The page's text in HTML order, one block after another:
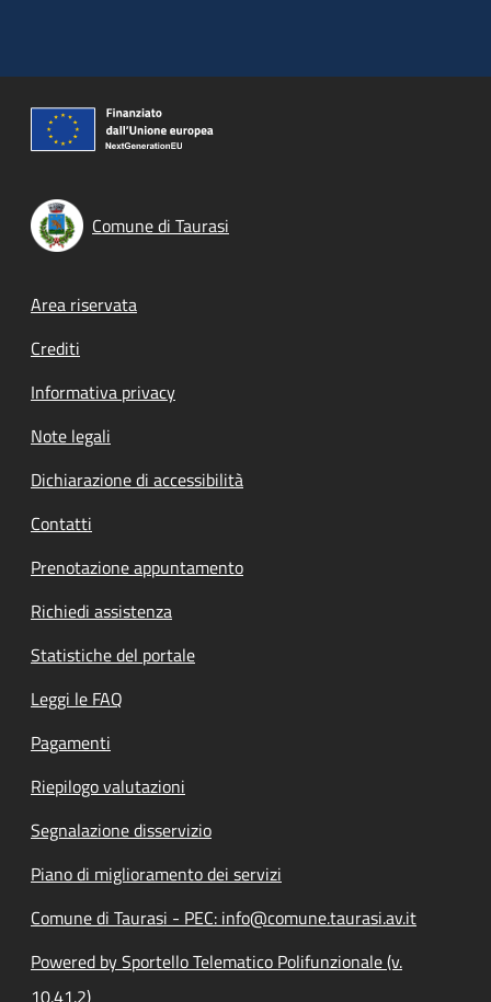
Comune di Taurasi
Footer menu
Area riservata
Crediti
Informativa privacy
Note legali
Dichiarazione di accessibilità
Contatti
Prenotazione appuntamento
Richiedi assistenza
Statistiche del portale
Leggi le FAQ
Pagamenti
Riepilogo valutazioni
Segnalazione disservizio
Piano di miglioramento dei servizi
Comune di Taurasi - PEC: info@comune.taurasi.av.it
Powered by Sportello Telematico Polifunzionale (v.
10.41.2)